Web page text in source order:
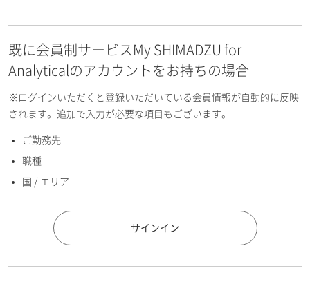
お名前フリガナ（名）
E-mailアドレス（半角英数）
国 / エリア
既に会員制サービスMy SHIMADZU for
Analyticalのアカウントをお持ちの場合
※ログインいただくと登録いただいている会員情報が自動的に反映
されます。追加で入力が必要な項目もございます。
ご勤務先
職種
国 / エリア
サインイン